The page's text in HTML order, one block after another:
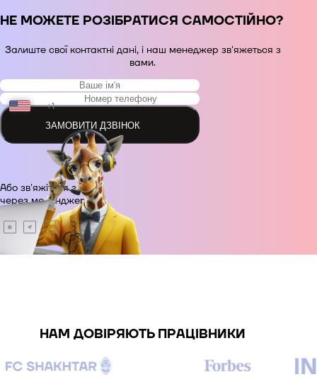
НЕ МОЖЕТЕ РОЗІБРАТИСЯ САМОСТІЙНО?
Залиште свої контактні дані, і наш менеджер зв'яжеться з
вами.
+1
+48
+380
+420
ЗАМОВИТИ ДЗВІНОК
Або зв'яжіться з нами
через месенджер.
НАМ ДОВІРЯЮТЬ ПРАЦІВНИКИ